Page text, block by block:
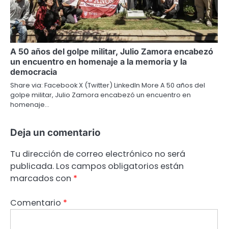
A 50 años del golpe militar, Julio Zamora encabezó
un encuentro en homenaje a la memoria y la
democracia
Share via: Facebook X (Twitter) LinkedIn More A 50 años del
golpe militar, Julio Zamora encabezó un encuentro en
homenaje…
Deja un comentario
Tu dirección de correo electrónico no será
publicada. Los campos obligatorios están
marcados con *
Comentario *